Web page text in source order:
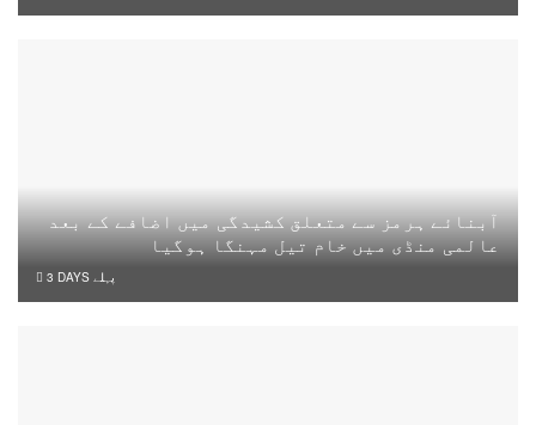
آبنائے ہرمز سے متعلق کشیدگی میں اضافے کے بعد
عالمی منڈی میں خام تیل مہنگا ہوگیا
3 DAYS پہلے